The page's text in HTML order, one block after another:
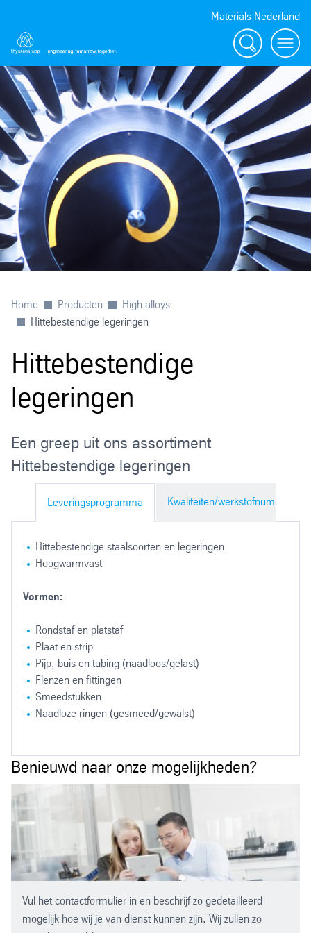
Materials Nederland
Zoek
Home Producten
High alloys
Hittebestendige legeringen
Hittebestendige
legeringen
Een greep uit ons assortiment
Hittebestendige legeringen
Leveringsprogramma Kwaliteiten/werkstofnummers
Hittebestendige staalsoorten en legeringen
Hoogwarmvast
Vormen:
Rondstaf en platstaf
Plaat en strip
Pijp, buis en tubing (naadloos/gelast)
Flenzen en fittingen
Smeedstukken
Naadloze ringen (gesmeed/gewalst)
Omschrijving Werkstofnummer
AISI 309 1.4828
1.4833
AISI 310/314 1.4841
AISI 310S 1.4845
Benieuwd naar onze mogelijkheden?
Vul het contactformulier in en beschrijf zo gedetailleerd
mogelijk hoe wij je van dienst kunnen zijn. Wij zullen zo